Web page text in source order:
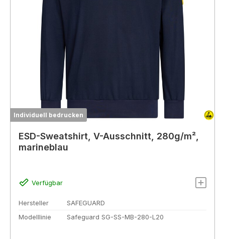
Individuell bedrucken
ESD-Sweatshirt, V-Ausschnitt, 280g/m²,
marineblau
Verfügbar
Hersteller
SAFEGUARD
Modelllinie
Safeguard SG-SS-MB-280-L20